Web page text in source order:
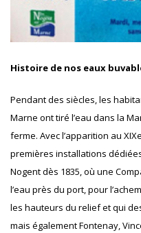
Histoire de nos eaux
Pendant des siècles, les
Marne ont tiré l’eau dans la
ferme. Avec l’apparition au
premières installations
Nogent dès 1835, où une
l’eau près du port, pour
les hauteurs du relief et qui
mais également Fontenay,